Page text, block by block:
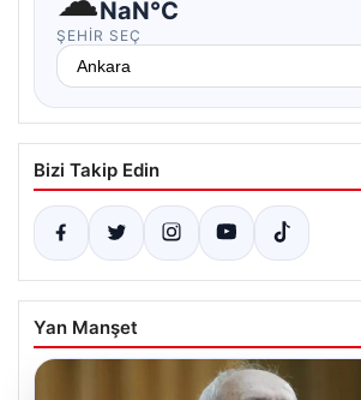
NaN°C
ŞEHIR SEÇ
Bizi Takip Edin
Yan Manşet